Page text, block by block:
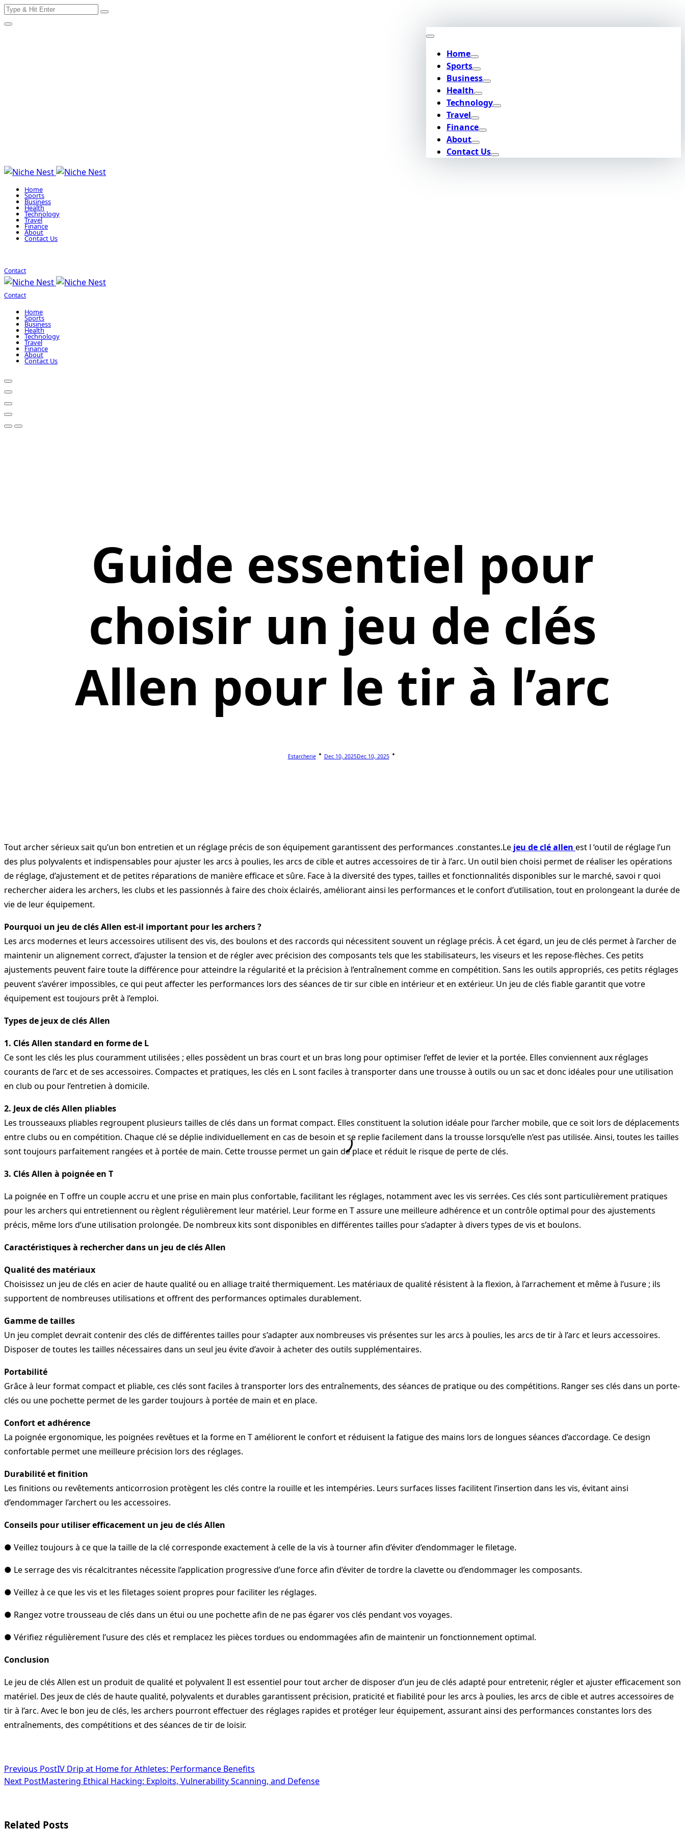
Skip
to
Search
Home
Sports
Business
Health
Technology
Travel
Finance
About
Contact Us
Home
Sports
Business
Health
Technology
Travel
Finance
About
Contact Us
Contact
Contact
Home
Sports
Business
Health
Technology
Travel
Finance
About
Contact Us
Guide essentiel pour
choisir un jeu de clés
Allen pour le tir à l’arc
Estarcherie Dec 10, 2025Dec 10, 2025
Tout archer sérieux sait qu’un bon entretien et un réglage précis de son équipement garantissent des performances .constantes.Le jeu de clé allen est l ‘outil de réglage l’un
des plus polyvalents et indispensables pour ajuster les arcs à poulies, les arcs de cible et autres accessoires de tir à l’arc. Un outil bien choisi permet de réaliser les opérations
de réglage, d’ajustement et de petites réparations de manière efficace et sûre. Face à la diversité des types, tailles et fonctionnalités disponibles sur le marché, savoi r quoi
rechercher aidera les archers, les clubs et les passionnés à faire des choix éclairés, améliorant ainsi les performances et le confort d’utilisation, tout en prolongeant la durée de
vie de leur équipement.
Pourquoi un jeu de clés Allen est-il important pour les archers ?
Les arcs modernes et leurs accessoires utilisent des vis, des boulons et des raccords qui nécessitent souvent un réglage précis. À cet égard, un jeu de clés permet à l’archer de
maintenir un alignement correct, d’ajuster la tension et de régler avec précision des composants tels que les stabilisateurs, les viseurs et les repose-flèches. Ces petits
ajustements peuvent faire toute la différence pour atteindre la régularité et la précision à l’entraînement comme en compétition. Sans les outils appropriés, ces petits réglages
peuvent s’avérer impossibles, ce qui peut affecter les performances lors des séances de tir sur cible en intérieur et en extérieur. Un jeu de clés fiable garantit que votre
équipement est toujours prêt à l’emploi.
Types de jeux de clés Allen
1. Clés Allen standard en forme de L
Ce sont les clés les plus couramment utilisées ; elles possèdent un bras court et un bras long pour optimiser l’effet de levier et la portée. Elles conviennent aux réglages
courants de l’arc et de ses accessoires. Compactes et pratiques, les clés en L sont faciles à transporter dans une trousse à outils ou un sac et donc idéales pour une utilisation
en club ou pour l’entretien à domicile.
2. Jeux de clés Allen pliables
Les trousseauxs pliables regroupent plusieurs tailles de clés dans un format compact. Elles constituent la solution idéale pour l’archer mobile, que ce soit lors de déplacements
entre clubs ou en compétition. Chaque clé se déplie individuellement en cas de besoin et se replie facilement dans la trousse lorsqu’elle n’est pas utilisée. Ainsi, toutes les tailles
sont toujours parfaitement rangées et à portée de main. Cette trousse permet un gain de place et réduit le risque de perte de clés.
3. Clés Allen à poignée en T
La poignée en T offre un couple accru et une prise en main plus confortable, facilitant les réglages, notamment avec les vis serrées. Ces clés sont particulièrement pratiques
pour les archers qui entretiennent ou règlent régulièrement leur matériel. Leur forme en T assure une meilleure adhérence et un contrôle optimal pour des ajustements
précis, même lors d’une utilisation prolongée. De nombreux kits sont disponibles en différentes tailles pour s’adapter à divers types de vis et boulons.
Caractéristiques à rechercher dans un jeu de clés Allen
Qualité des matériaux
Choisissez un jeu de clés en acier de haute qualité ou en alliage traité thermiquement. Les matériaux de qualité résistent à la flexion, à l’arrachement et même à l’usure ; ils
supportent de nombreuses utilisations et offrent des performances optimales durablement.
Gamme de tailles
Un jeu complet devrait contenir des clés de différentes tailles pour s’adapter aux nombreuses vis présentes sur les arcs à poulies, les arcs de tir à l’arc et leurs accessoires.
Disposer de toutes les tailles nécessaires dans un seul jeu évite d’avoir à acheter des outils supplémentaires.
Portabilité
Grâce à leur format compact et pliable, ces clés sont faciles à transporter lors des entraînements, des séances de pratique ou des compétitions. Ranger ses clés dans un porte-
clés ou une pochette permet de les garder toujours à portée de main et en place.
Confort et adhérence
La poignée ergonomique, les poignées revêtues et la forme en T améliorent le confort et réduisent la fatigue des mains lors de longues séances d’accordage. Ce design
confortable permet une meilleure précision lors des réglages.
Durabilité et finition
Les finitions ou revêtements anticorrosion protègent les clés contre la rouille et les intempéries. Leurs surfaces lisses facilitent l’insertion dans les vis, évitant ainsi
d’endommager l’archert ou les accessoires.
Conseils pour utiliser efficacement un jeu de clés Allen
● Veillez toujours à ce que la taille de la clé corresponde exactement à celle de la vis à tourner afin d’éviter d’endommager le filetage.
● Le serrage des vis récalcitrantes nécessite l’application progressive d’une force afin d’éviter de tordre la clavette ou d’endommager les composants.
● Veillez à ce que les vis et les filetages soient propres pour faciliter les réglages.
● Rangez votre trousseau de clés dans un étui ou une pochette afin de ne pas égarer vos clés pendant vos voyages.
● Vérifiez régulièrement l’usure des clés et remplacez les pièces tordues ou endommagées afin de maintenir un fonctionnement optimal.
Conclusion
Le jeu de clés Allen est un produit de qualité et polyvalent Il est essentiel pour tout archer de disposer d’un jeu de clés adapté pour entretenir, régler et ajuster efficacement son
matériel. Des jeux de clés de haute qualité, polyvalents et durables garantissent précision, praticité et fiabilité pour les arcs à poulies, les arcs de cible et autres accessoires de
tir à l’arc. Avec le bon jeu de clés, les archers pourront effectuer des réglages rapides et protéger leur équipement, assurant ainsi des performances constantes lors des
entraînements, des compétitions et des séances de tir de loisir.
<span
class="nav-
Previous PostIV Drip at Home for Athletes: Performance Benefits
Next PostMastering Ethical Hacking: Exploits, Vulnerability Scanning, and Defense
Related Posts